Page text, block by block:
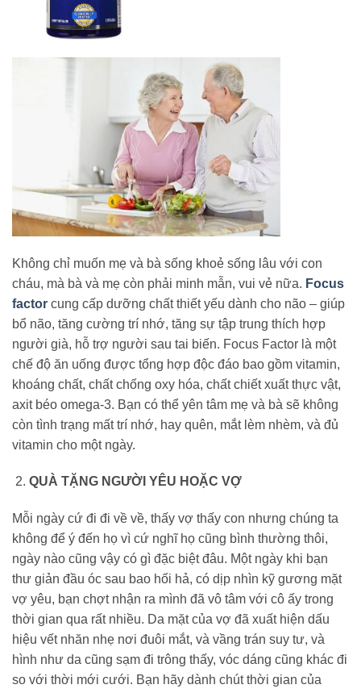
Không chỉ muốn mẹ và bà sống khoẻ sống lâu với con
cháu, mà bà và mẹ còn phải minh mẫn, vui vẻ nữa. Focus
factor cung cấp dưỡng chất thiết yếu dành cho não – giúp
bổ não, tăng cường trí nhớ, tăng sự tập trung thích hợp
người già, hỗ trợ người sau tai biến. Focus Factor là một
chế độ ăn uống được tổng hợp độc đáo bao gồm vitamin,
khoáng chất, chất chống oxy hóa, chất chiết xuất thực vật,
axit béo omega-3. Bạn có thể yên tâm mẹ và bà sẽ không
còn tình trạng mất trí nhớ, hay quên, mắt lèm nhèm, và đủ
vitamin cho một ngày.
QUÀ TẶNG NGƯỜI YÊU HOẶC VỢ
Mỗi ngày cứ đi đi về về, thấy vợ thấy con nhưng chúng ta
không để ý đến họ vì cứ nghĩ họ cũng bình thường thôi,
ngày nào cũng vậy có gì đặc biệt đâu. Một ngày khi bạn
thư giản đầu óc sau bao hối hả, có dịp nhìn kỹ gương mặt
vợ yêu, bạn chợt nhận ra mình đã vô tâm với cô ấy trong
thời gian qua rất nhiều. Da mặt của vợ đã xuất hiện dấu
hiệu vết nhăn nhẹ nơi đuôi mắt, và vầng trán suy tư, và
hình như da cũng sạm đi trông thấy, vóc dáng cũng khác đi
so với thời mới cưới. Bạn hãy dành chút thời gian của